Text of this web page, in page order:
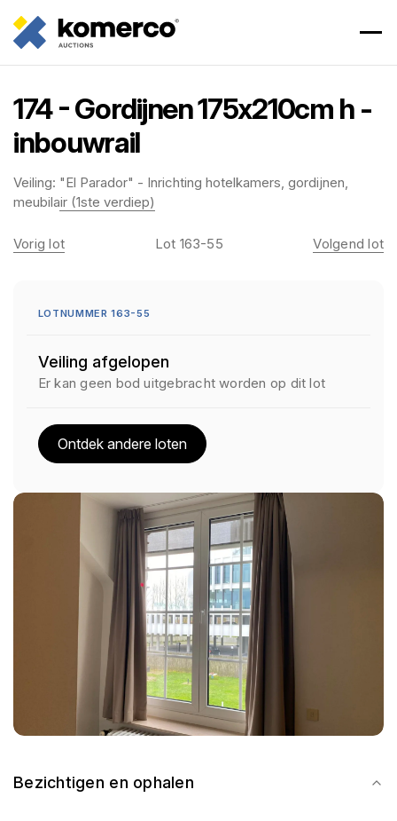
174 - Gordijnen 175x210cm h -
inbouwrail
Veiling: "El Parador" - Inrichting hotelkamers, gordijnen,
meubilair (1ste verdiep)
Bezichtigen en ophalen
Vorig lot Lot 163-55 Volgend lot
LOTNUMMER 163-55
Veiling afgelopen
Er kan geen bod uitgebracht worden op dit lot
Ontdek andere loten